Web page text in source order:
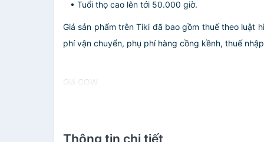
• Tuổi thọ cao lên tới 50.000 giờ.
Giá sản phẩm trên Tiki đã bao gồm thuế theo luật
phí vận chuyển, phụ phí hàng cồng kềnh, thuế
Giá COW
Thông tin chi tiết